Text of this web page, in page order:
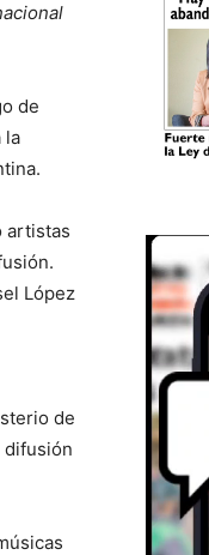
de
la
artistas
López
de
difusión